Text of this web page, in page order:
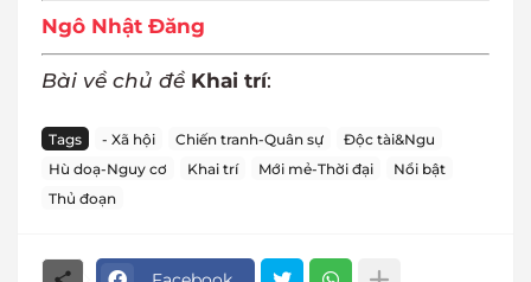
Ngô Nhật Đăng
Bài về chủ đề Khai trí:
Tags - Xã hội Chiến tranh-Quân sự
Độc tài&Ngu
Hù doạ-Nguy cơ
Khai trí Mới mẻ-Thời đại
Nổi bật
Thủ đoạn